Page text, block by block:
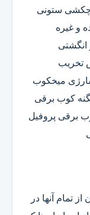
چکشی ستونی
و غیره
انگشتی
تخریب
میخکوب
کوب برقی
برقی پروفیل
تمام آنها در